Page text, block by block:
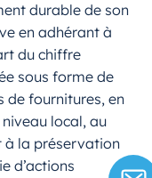
durable de son
en adhérant à
du chiffre
sous forme de
de fournitures, en
local, au
à la préservation
d’actions